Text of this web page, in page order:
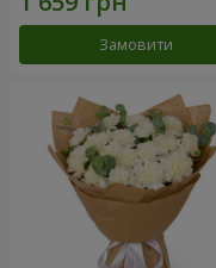
Замовити